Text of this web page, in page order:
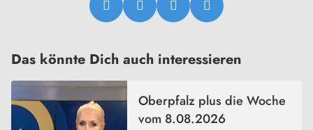
Das könnte Dich auch interessieren
Oberpfalz plus die Woche
vom 8.08.2026